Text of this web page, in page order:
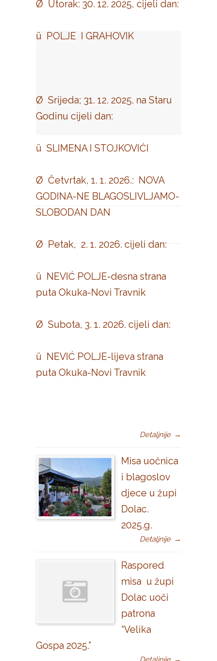
Ø Utorak: 30. 12. 2025, cijeli dan:
ü POLJE I GRAHOVIK
Ø Srijeda; 31. 12. 2025. na Staru
Godinu cijeli dan:
ü SLIMENA I STOJKOVIĆI
Ø Četvrtak, 1. 1. 2026.: NOVA
GODINA-NE BLAGOSLIVLJAMO-
SLOBODAN DAN
Ø Petak, 2. 1. 2026. cijeli dan:
ü NEVIĆ POLJE-desna strana
puta Okuka-Novi Travnik
Ø Subota, 3. 1. 2026. cijeli dan:
ü NEVIĆ POLJE-lijeva strana
puta Okuka-Novi Travnik
Detaljnije →
Misa uočnica
i blagoslov
djece u župi
Dolac.
2025.g.
Detaljnije →
Raspored
misa u župi
Dolac uoči
patrona
“Velika
Gospa 2025.”